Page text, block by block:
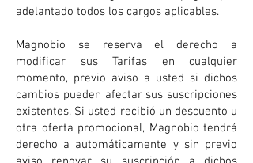
adelantado todos los cargos aplicables.
Magnobio se reserva el derecho a
modificar sus Tarifas en cualquier
momento, previo aviso a usted si dichos
cambios pueden afectar sus suscripciones
existentes. Si usted recibió un descuento u
otra oferta promocional, Magnobio tendrá
derecho a automáticamente y sin previo